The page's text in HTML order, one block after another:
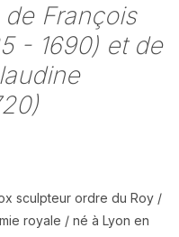
François
- 1690) et de
sculpteur ordre du Roy /
royale / né à Lyon en